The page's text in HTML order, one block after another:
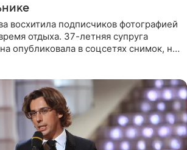
восхитила подписчиков фотографией
отдыха. 37-летняя супруга
опубликовала в соцсетях снимок, на